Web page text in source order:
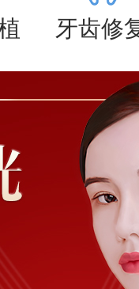
牙齿修